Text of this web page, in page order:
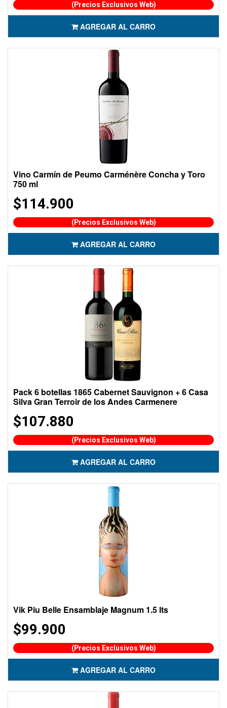
(Precios Exclusivos Web)
AGREGAR AL CARRO
Vino Carmín de Peumo Carménère Concha y Toro
750 ml
$114.900
(Precios Exclusivos Web)
AGREGAR AL CARRO
Pack 6 botellas 1865 Cabernet Sauvignon + 6 Casa
Silva Gran Terroir de los Andes Carmenere
$107.880
(Precios Exclusivos Web)
AGREGAR AL CARRO
Vik Piu Belle Ensamblaje Magnum 1.5 lts
$99.900
(Precios Exclusivos Web)
AGREGAR AL CARRO